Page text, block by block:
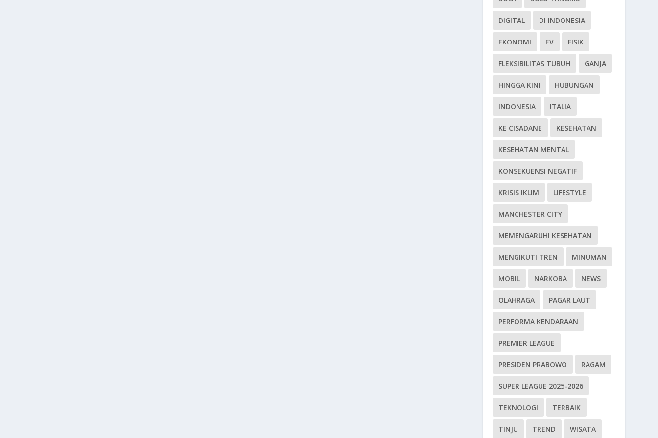
DIGITAL DI INDONESIA
EKONOMI EV FISIK
FLEKSIBILITAS TUBUH GANJA
HINGGA KINI HUBUNGAN
INDONESIA ITALIA
KE CISADANE KESEHATAN
KESEHATAN MENTAL
KONSEKUENSI NEGATIF
KRISIS IKLIM LIFESTYLE
MANCHESTER CITY
MEMENGARUHI KESEHATAN
MENGIKUTI TREN MINUMAN
MOBIL NARKOBA NEWS
OLAHRAGA PAGAR LAUT
PERFORMA KENDARAAN
PREMIER LEAGUE
PRESIDEN PRABOWO RAGAM
SUPER LEAGUE 2025-2026
TEKNOLOGI TERBAIK
TINJU TREND WISATA